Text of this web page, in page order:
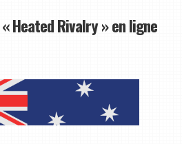
Heated Rivalry » en ligne